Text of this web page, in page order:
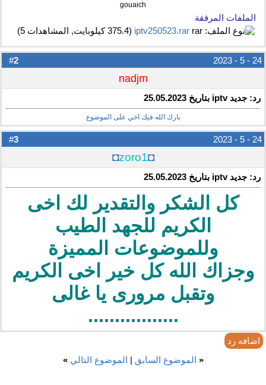
gouaich
الملفات المرفقة
iptv250523.rar‏ (375.4 كيلوبايت, المشاهدات 5)
2 24 - 5 - 2023
nadjm
رد: جديد iptv بتاريخ 25.05.2023
بارك الله فيك اخي على الموضوع
3 24 - 5 - 2023
◘
zoro1
◘
رد: جديد iptv بتاريخ 25.05.2023
كل الشكر والتقدير لك اخى
الكريم للجهد الطيب
وللموضوعات المميزة
وجزاك الله كل خير اخى الكريم
وتقبل مرورى يا غالى
.................
اضافه رد
« الموضوع السابق | الموضوع التالي »